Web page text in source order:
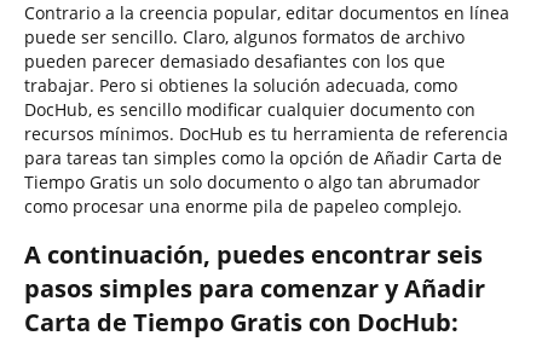
Contrario a la creencia popular, editar documentos en línea
puede ser sencillo. Claro, algunos formatos de archivo
pueden parecer demasiado desafiantes con los que
trabajar. Pero si obtienes la solución adecuada, como
DocHub, es sencillo modificar cualquier documento con
recursos mínimos. DocHub es tu herramienta de referencia
para tareas tan simples como la opción de Añadir Carta de
Tiempo Gratis un solo documento o algo tan abrumador
como procesar una enorme pila de papeleo complejo.
A continuación, puedes encontrar seis
pasos simples para comenzar y Añadir
Carta de Tiempo Gratis con DocHub: